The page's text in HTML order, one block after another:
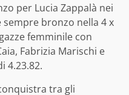
per Lucia Zappalà nei
sempre bronzo nella 4 x
femminile con
Fabrizia Marischi e
4.23.82.
tra gli